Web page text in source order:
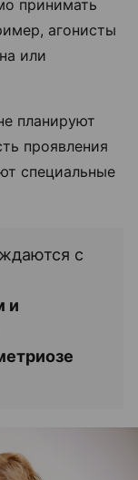
принимать
агонисты
или
планируют
проявления
специальные
с
и